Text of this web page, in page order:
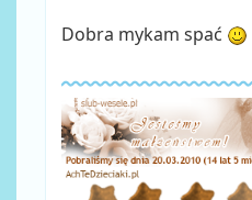
Dobra mykam spać